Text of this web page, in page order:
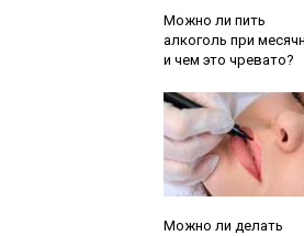
Можно ли пить
алкоголь при
и чем это чревато?
Можно ли делать